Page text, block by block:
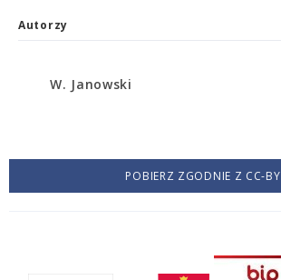
Autorzy
W. Janowski
POBIERZ ZGODNIE Z CC-BY